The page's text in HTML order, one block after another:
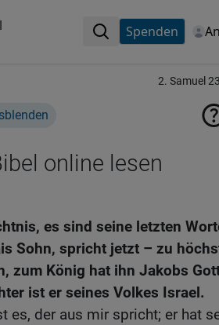
Spenden
2. Samuel
online lesen
es sind seine letzten
Sohn, spricht jetzt – zu
zum König hat ihn Jakobs
ist er seines Volkes Israel.
es, der aus mir spricht; er hat